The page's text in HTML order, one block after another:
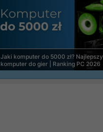
Jaki komputer do 5000 zł? Najlepszy
komputer do gier | Ranking PC 2026